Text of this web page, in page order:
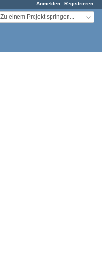
Anmelden Registrieren
Zu einem Projekt springen...